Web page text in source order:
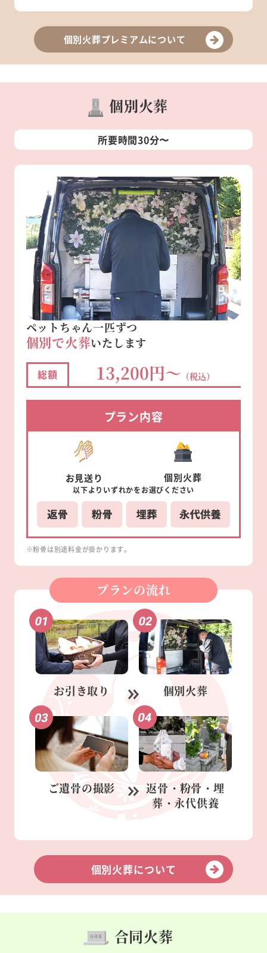
個別火葬プレミアムについて
個別火葬
所要時間30分〜
ペットちゃん一匹ずつ
個別で火葬いたします
総額 13,200円～ （税込）
プラン内容
お見送り 個別火葬
以下より いずれかをお選びください
※粉骨は別途料金が掛かります。
プランの流れ
お引き取り 個別火葬
ご遺骨の撮影 返骨・粉骨・ 埋
葬・永代供養
個別火葬について
合同火葬